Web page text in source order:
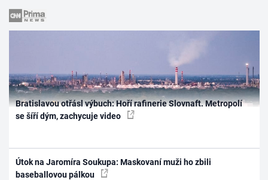
Bratislavou otřásl výbuch: Hoří rafinerie Slovnaft. Metropolí
se šíří dým, zachycuje video
Útok na Jaromíra Soukupa: Maskovaní muži ho zbili
baseballovou pálkou